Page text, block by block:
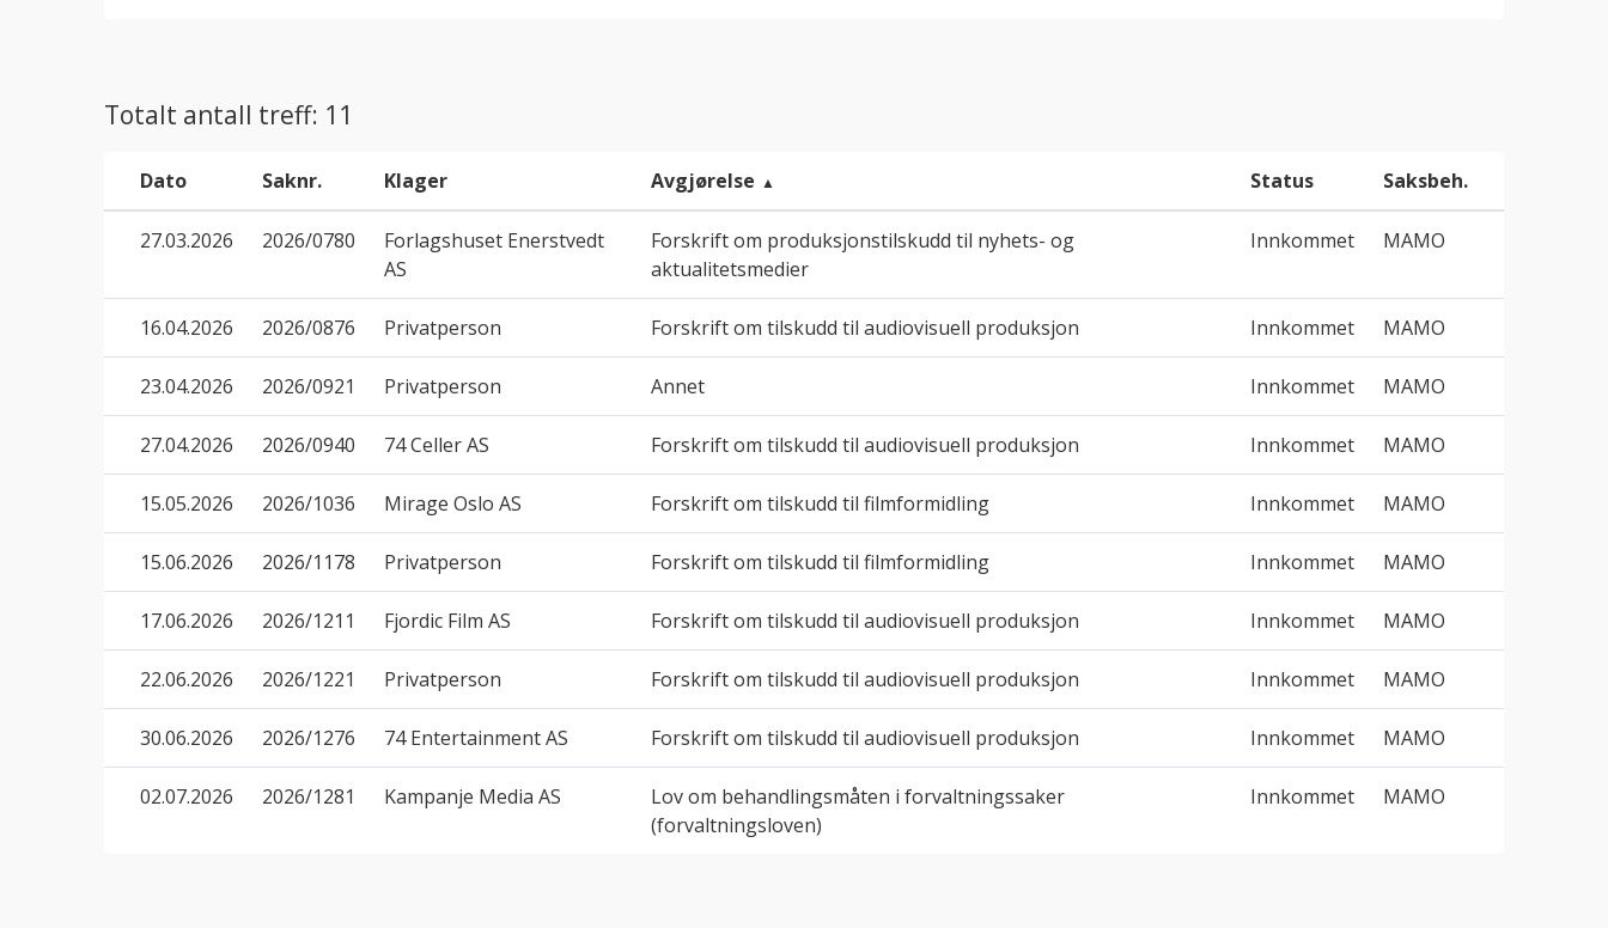
Totalt antall treff: 11
Dato Saknr. Klager Avgjørelse Status Saksbeh.
27.03.2026 2026/0780
Forlagshuset Enerstvedt
AS
Forskrift om produksjonstilskudd til nyhets- og
aktualitetsmedier
Innkommet MAMO
16.04.2026 2026/0876 Privatperson Forskrift om tilskudd til audiovisuell produksjon Innkommet MAMO
23.04.2026 2026/0921 Privatperson Annet Innkommet MAMO
27.04.2026 2026/0940 74 Celler AS Forskrift om tilskudd til audiovisuell produksjon Innkommet MAMO
15.05.2026 2026/1036 Mirage Oslo AS Forskrift om tilskudd til filmformidling Innkommet MAMO
15.06.2026 2026/1178 Privatperson Forskrift om tilskudd til filmformidling Innkommet MAMO
17.06.2026 2026/1211 Fjordic Film AS Forskrift om tilskudd til audiovisuell produksjon Innkommet MAMO
22.06.2026 2026/1221 Privatperson Forskrift om tilskudd til audiovisuell produksjon Innkommet MAMO
30.06.2026 2026/1276 74 Entertainment AS Forskrift om tilskudd til audiovisuell produksjon Innkommet MAMO
02.07.2026 2026/1281 Kampanje Media AS
Lov om behandlingsmåten i forvaltningssaker
(forvaltningsloven)
Innkommet MAMO